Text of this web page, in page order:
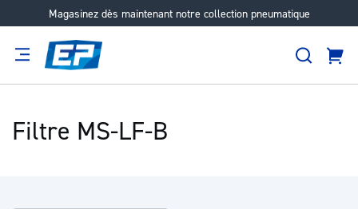
Magasinez dès maintenant notre collection pneumatique
Aller
Filtre MS-LF-B